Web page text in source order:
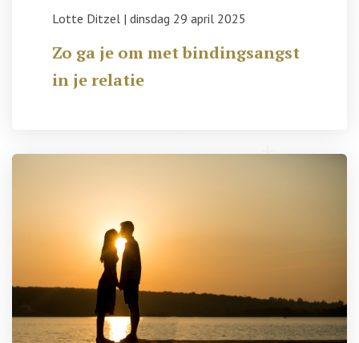
Lotte Ditzel | dinsdag 29 april 2025
Zo ga je om met bindingsangst
in je relatie